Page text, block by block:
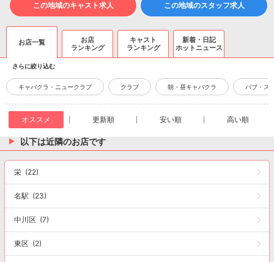
この地域のキャスト求人 この地域のスタッフ求人
お店一覧
お店
ランキング
キャスト
ランキング
新着・日記
ホットニュース
さらに絞り込む
キャバクラ・ニュークラブ クラブ 朝・昼キャバクラ パブ・ス
オススメ 更新順 安い順 高い順
以下は近隣のお店です
栄 (22)
名駅 (23)
中川区 (7)
東区 (2)